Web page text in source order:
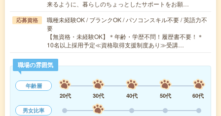
来るように、暮らしのちょっとしたサポートをお願…
応募資格
職種未経験OK / ブランクOK / パソコンスキル不要 / 英語力不
要
【無資格・未経験OK】＊年齢・学歴不問！履歴書不要！＊
10名以上採用予定≪資格取得支援制度あり≫受講…
職場の雰囲気
年齢層
20代
30代 40代 50代
60代
男女比率